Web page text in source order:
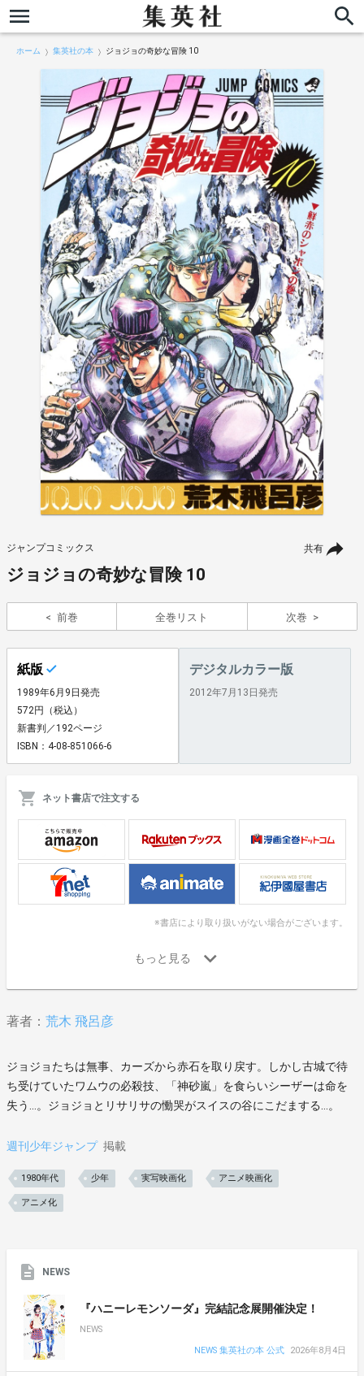
ホーム 集英社の本 ジョジョの奇妙な冒険 10
共有
ジャンプコミックス
ジョジョの奇妙な冒険 10
前巻 全巻リスト 次巻
紙版
1989年6月9日発売
572円（税込）
新書判／192ページ
ISBN：4-08-851066-6
デジタルカラー版
2012年7月13日発売
ネット書店で注文する
※書店により取り扱いがない場合がございます。
著者： 荒木 飛呂彦
ジョジョたちは無事、カーズから赤石を取り戻す。しかし古城で待
ち受けていたワムウの必殺技、「神砂嵐」を食らいシーザーは命を
失う…。ジョジョとリサリサの慟哭がスイスの谷にこだまする…。
週刊少年ジャンプ 掲載
1980年代 少年 実写映画化 アニメ映画化
アニメ化
NEWS
『ハニーレモンソーダ』完結記念展開催決定！
NEWS
NEWS 集英社の本 公式
2026年8月4日